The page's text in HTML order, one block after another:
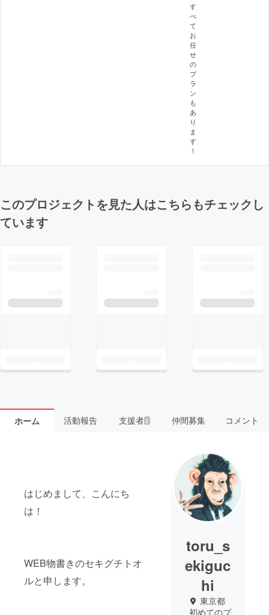
す
べ
て
お
任
せ
の
プ
ラ
ン
も
あ
り
ま
す
！
このプロジェクトを見た人はこちらもチェックし
ています
ホーム 活動報告 支援者2 仲間募集 コメント
はじめまして、こんにち
は！
WEB物書きのセキグチトオ
ルと申します。
toru_s
ekiguc
hi
東京都
初めてのプ